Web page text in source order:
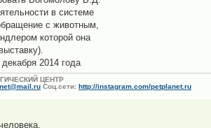
в системе
с животным,
которой она
2014 года
ЦЕНТР
Соц.сети: http://instagram.com/petplanet.ru